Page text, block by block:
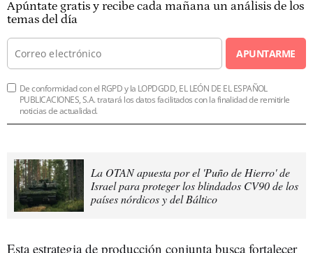
Apúntate gratis y recibe cada mañana un análisis de los
temas del día
APUNTARME
De conformidad con el RGPD y la LOPDGDD, EL LEÓN DE EL ESPAÑOL
PUBLICACIONES, S.A. tratará los datos facilitados con la finalidad de remitirle
noticias de actualidad.
La OTAN apuesta por el 'Puño de Hierro' de
Israel para proteger los blindados CV90 de los
países nórdicos y del Báltico
Esta estrategia de producción conjunta busca fortalecer